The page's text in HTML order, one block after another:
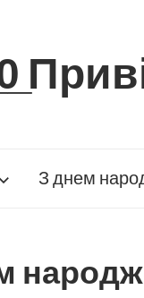
З днем